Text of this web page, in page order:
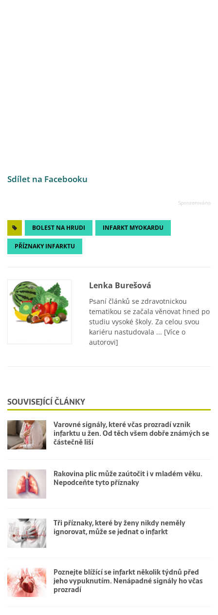
Sdílet na Facebooku
BOLEST NA HRUDI INFARKT MYOKARDU
PŘÍZNAKY INFARKTU
Lenka Burešová
Psaní článků se zdravotnickou
tematikou se začala věnovat hned po
studiu vysoké školy. Za celou svou
kariéru nastudovala ... [Více o
autorovi]
SOUVISEJÍCÍ ČLÁNKY
Varovné signály, které včas prozradí vznik
infarktu u žen. Od těch všem dobře známých se
částečně liší
Rakovina plic může zaútočit i v mladém věku.
Nepodceňte tyto příznaky
Tři příznaky, které by ženy nikdy neměly
ignorovat, může se jednat o infarkt
Poznejte blížící se infarkt několik týdnů před
jeho vypuknutím. Nenápadné signály ho včas
prozradí